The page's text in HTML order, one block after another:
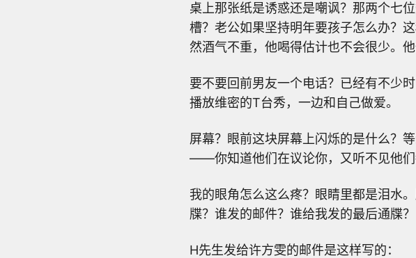
桌上那张纸是诱惑还是嘲讽？那两个七
槽？老公如果坚持明年要孩子怎么办？
然酒气不重，他喝得估计也不会很少。
要不要回前男友一个电话？已经有不少
播放维密的T台秀，一边和自己做爱。
屏幕？眼前这块屏幕上闪烁的是什么？
——你知道他们在议论你，又听不见他们
我的眼角怎么这么疼？眼睛里都是泪水
牒？谁发的邮件？谁给我发的最后通牒？
H先生发给许方雯的邮件是这样写的：